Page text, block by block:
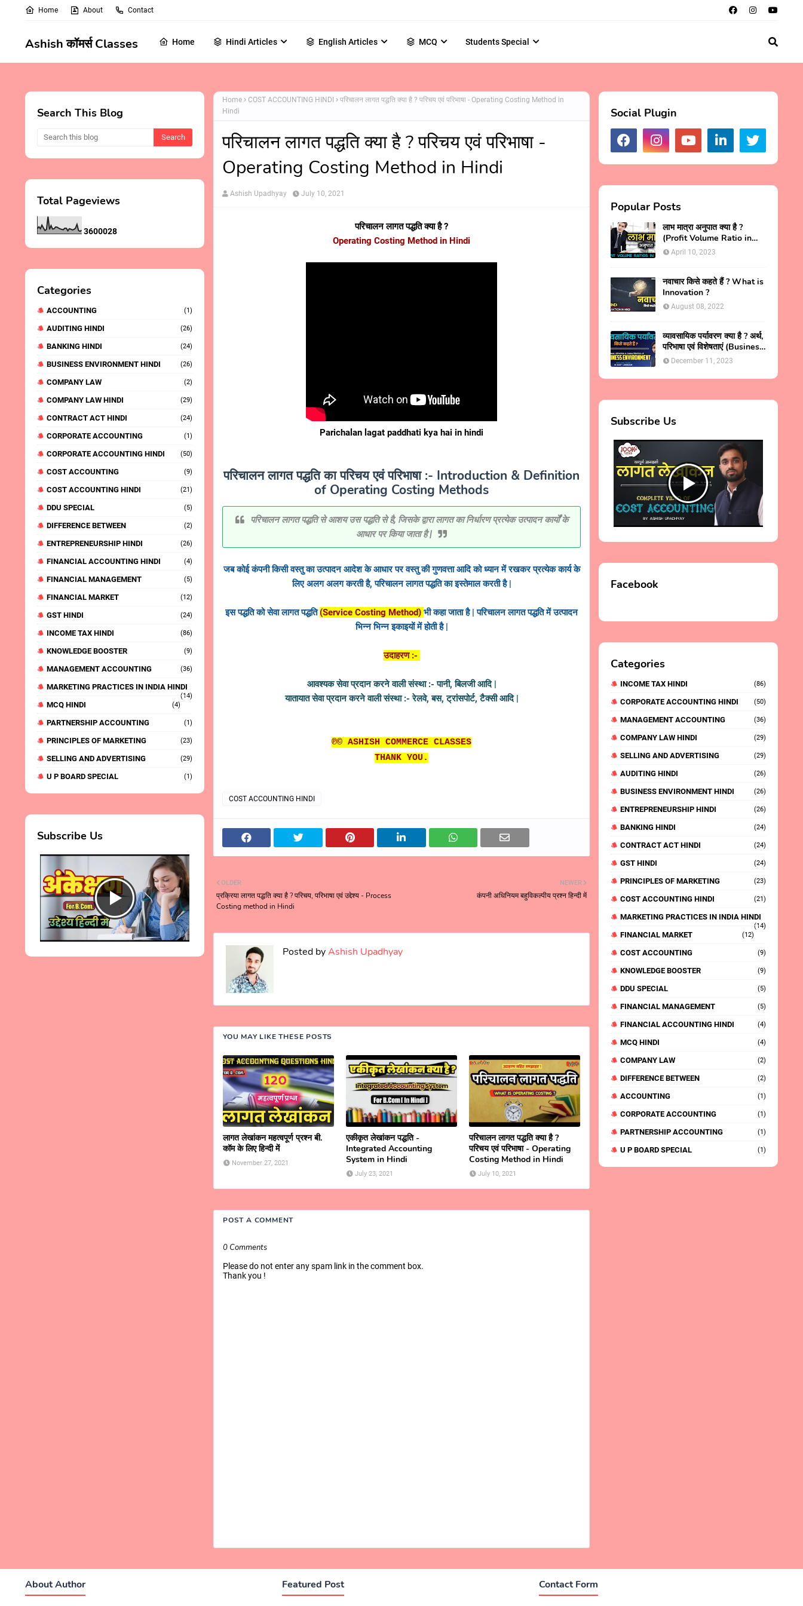
Home About Contact
Ashish कॉमर्स Classes Home Hindi Articles English Articles MCQ Students Special
Search This Blog
Total Pageviews
3600028
Categories
ACCOUNTING (1)
AUDITING HINDI (26)
BANKING HINDI (24)
BUSINESS ENVIRONMENT HINDI (26)
COMPANY LAW (2)
COMPANY LAW HINDI (29)
CONTRACT ACT HINDI (24)
CORPORATE ACCOUNTING (1)
CORPORATE ACCOUNTING HINDI (50)
COST ACCOUNTING (9)
COST ACCOUNTING HINDI (21)
DDU SPECIAL (5)
DIFFERENCE BETWEEN (2)
ENTREPRENEURSHIP HINDI (26)
FINANCIAL ACCOUNTING HINDI (4)
FINANCIAL MANAGEMENT (5)
FINANCIAL MARKET (12)
GST HINDI (24)
INCOME TAX HINDI (86)
KNOWLEDGE BOOSTER (9)
MANAGEMENT ACCOUNTING (36)
MARKETING PRACTICES IN INDIA HINDI
(14)
MCQ HINDI (4)
PARTNERSHIP ACCOUNTING (1)
PRINCIPLES OF MARKETING (23)
SELLING AND ADVERTISING (29)
U P BOARD SPECIAL (1)
Subscribe Us
Home COST ACCOUNTING HINDI
परिचालन लागत पद्धति क्या है ? परिचय एवं परिभाषा - Operating Costing Method in
Hindi
परिचालन लागत पद्धति क्या है ? परिचय एवं परिभाषा -
Operating Costing Method in Hindi
Ashish Upadhyay July 10, 2021
परिचालन लागत पद्धति क्या है ?
Operating Costing Method in Hindi
Parichalan lagat paddhati kya hai in hindi
परिचालन लागत पद्धति का परिचय एवं परिभाषा :- Introduction & Definition
of Operating Costing Methods
परिचालन लागत पद्धति से आशय उस पद्धति से है, जिसके द्वारा लागत का निर्धारण प्रत्येक उत्पादन कार्यों के
आधार पर किया जाता है |
जब कोई कंपनी किसी वस्तु का उत्पादन आदेश के आधार पर वस्तु की गुणवत्ता आदि को ध्यान में रखकर प्रत्येक कार्य के
लिए अलग अलग करती है, परिचालन लागत पद्धति का इस्तेमाल करती है |
इस पद्धति को सेवा लागत पद्धति(Service Costing Method) भी कहा जाता है | परिचालन लागत पद्धति में उत्पादन
भिन्न भिन्न इकाइयों में होती है |
उदाहरण :-
आवश्यक सेवा प्रदान करने वाली संस्था :- पानी, बिलजी आदि |
यातायात सेवा प्रदान करने वाली संस्था :- रेलवे, बस, ट्रांसपोर्ट, टैक्सी आदि |
℗© ASHISH COMMERCE CLASSES
THANK YOU.
COST ACCOUNTING HINDI
NEWER
कंपनी अधिनियम बहुविकल्पीय प्रश्न हिन्दी में
OLDER
प्रक्रिया लागत पद्धति क्या है ? परिचय, परिभाषा एवं उद्देश्य - Process
Costing method in Hindi
Posted byAshish Upadhyay
YOU MAY LIKE THESE POSTS
लागत लेखांकन महत्वपूर्ण प्रश्न बी.
कॉम के लिए हिन्दी में
November 27, 2021
एकीकृत लेखांकन पद्धति -
Integrated Accounting
System in Hindi
July 23, 2021
परिचालन लागत पद्धति क्या है ?
परिचय एवं परिभाषा - Operating
Costing Method in Hindi
July 10, 2021
POST A COMMENT
0 Comments
Please do not enter any spam link in the comment box.
Thank you !
Social Plugin
Popular Posts
लाभ मात्रा अनुपात क्या है ?
(Profit Volume Ratio in
Hindi)
April 10, 2023
नवाचार किसे कहते हैं ? What is
Innovation ?
August 08, 2022
व्यावसायिक पर्यावरण क्या है ? अर्थ,
परिभाषा एवं विशेषताएं (Business
Environment in Hindi )
December 11, 2023
Subscribe Us
Facebook
Categories
INCOME TAX HINDI (86)
CORPORATE ACCOUNTING HINDI (50)
MANAGEMENT ACCOUNTING (36)
COMPANY LAW HINDI (29)
SELLING AND ADVERTISING (29)
AUDITING HINDI (26)
BUSINESS ENVIRONMENT HINDI (26)
ENTREPRENEURSHIP HINDI (26)
BANKING HINDI (24)
CONTRACT ACT HINDI (24)
GST HINDI (24)
PRINCIPLES OF MARKETING (23)
COST ACCOUNTING HINDI (21)
MARKETING PRACTICES IN INDIA HINDI
(14)
FINANCIAL MARKET (12)
COST ACCOUNTING (9)
KNOWLEDGE BOOSTER (9)
DDU SPECIAL (5)
FINANCIAL MANAGEMENT (5)
FINANCIAL ACCOUNTING HINDI (4)
MCQ HINDI (4)
COMPANY LAW (2)
DIFFERENCE BETWEEN (2)
ACCOUNTING (1)
CORPORATE ACCOUNTING (1)
PARTNERSHIP ACCOUNTING (1)
U P BOARD SPECIAL (1)
About Author Featured Post Contact Form